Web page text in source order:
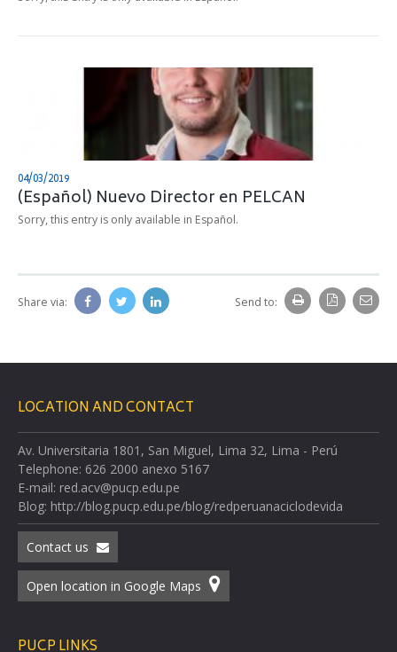
04/03/2019
(Español) Nuevo Director en PELCAN
Sorry, this entry is only available in Español.
Share via: Send to:
LOCATION AND CONTACT
Av. Universitaria 1801, San Miguel, Lima 32, Lima - Perú
Telephone: 626 2000 anexo 5167
E-mail: red.acv@pucp.edu.pe
Blog: http://blog.pucp.edu.pe/blog/redperuanaciclodevida
Contact us
Open location in Google Maps